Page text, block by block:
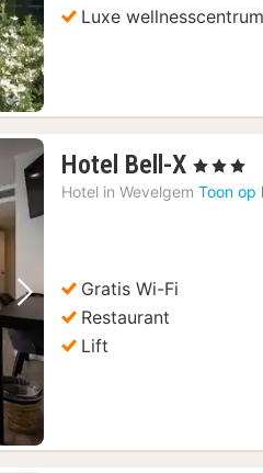
Luxe
Volgende foto
Hotel Bell-X 1
nacht
, 3 Sterren
Hotel in Wevelgem Toon op
Gratis Wi-Fi
Restaurant
Lift